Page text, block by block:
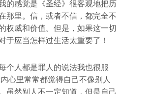
的感觉是《圣经》很客观地把历
那里。信，或者不信，都完全不
权威和价值。但是，如果这一切
于应当怎样过生活太重要了！
个人都是罪人的说法我也很服
心里常常都觉得自己不像别人
虽然别人不一定知道，但是自己